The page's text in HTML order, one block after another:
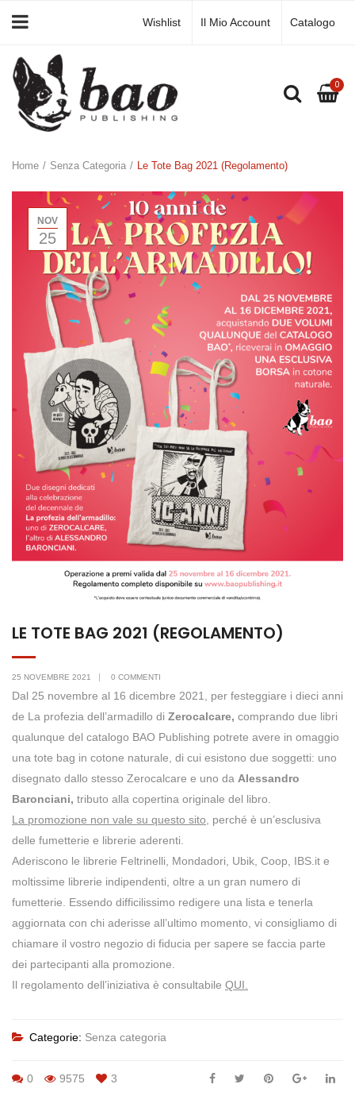
Wishlist Il Mio Account Catalogo
0
Home / Senza Categoria / Le Tote Bag 2021 (regolamento)
NOV
25
LE TOTE BAG 2021 (REGOLAMENTO)
25 NOVEMBRE 2021 0 COMMENTI
Dal 25 novembre al 16 dicembre 2021, per festeggiare i dieci anni
de La profezia dell’armadillo di Zerocalcare, comprando due libri
qualunque del catalogo BAO Publishing potrete avere in omaggio
una tote bag in cotone naturale, di cui esistono due soggetti: uno
disegnato dallo stesso Zerocalcare e uno da Alessandro
Baronciani, tributo alla copertina originale del libro.
La promozione non vale su questo sito , perché è un’esclusiva
delle fumetterie e librerie aderenti.
Aderiscono le librerie Feltrinelli, Mondadori, Ubik, Coop, IBS.it e
moltissime librerie indipendenti, oltre a un gran numero di
fumetterie. Essendo difficilissimo redigere una lista e tenerla
aggiornata con chi aderisse all’ultimo momento, vi consigliamo di
chiamare il vostro negozio di fiducia per sapere se faccia parte
dei partecipanti alla promozione.
Il regolamento dell’iniziativa è consultabile QUI
Categorie: Senza categoria
0 9575 3